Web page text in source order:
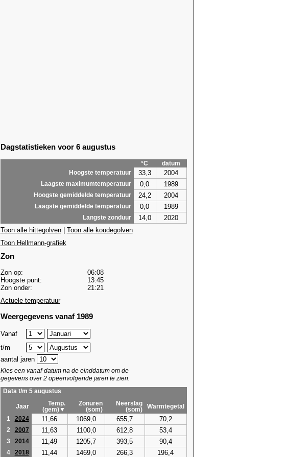
Dagstatistieken voor 6 augustus
°C
datum
Hoogste temperatuur
33,3 2004
Laagste maximumtemperatuur 0,0 1989
Hoogste gemiddelde temperatuur 24,2 2004
Laagste gemiddelde temperatuur 0,0 1989
Langste zonduur 14,0
2020
Toon alle hittegolven| Toon alle koudegolven
Toon Hellmann-grafiek
Zon
Zon op:
06:08
Hoogste punt:
13:45
Zon onder:
21:21
Actuele temperatuur
Weergegevens vanaf 1989
Vanaf
t/m
aantal jaren
Kies een vanaf-datum na de einddatum om de
gegevens over 2 opeenvolgende jaren te zien.
Data t/m 5 augustus
Jaar
Temp.
(gem)▼
Zonuren
(som)
Neerslag
(som)
Warmtegetal
1
2024 11,66 1069,0 655,7 70,2
2 2007 11,63 1100,0 612,8 53,4
3 2014 11,49 1205,7 393,5 90,4
4 2018 11,44 1469,0 266,3 196,4